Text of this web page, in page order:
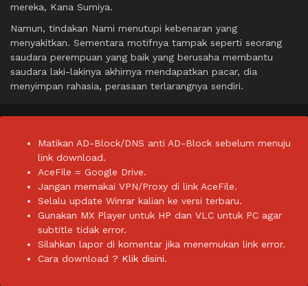
mereka, Kana Sumiya.
Namun, tindakan Nami menutupi kebenaran yang
menyakitkan. Sementara motifnya tampak seperti seorang
saudara perempuan yang baik yang berusaha membantu
saudara laki-lakinya akhirnya mendapatkan pacar, dia
menyimpan rahasia, perasaan terlarangnya sendiri.
Matikan AD-Block/DNS anti AD-Block sebelum menuju
link download.
AceFile = Google Drive.
Jangan memakai VPN/Proxy di link AceFile.
Selalu update Winrar kalian ke versi terbaru.
Gunakan MX Player untuk HP dan VLC untuk PC agar
subtitle tidak error.
Silahkan lapor di komentar jika menemukan link error.
Cara download ? Klik disini.